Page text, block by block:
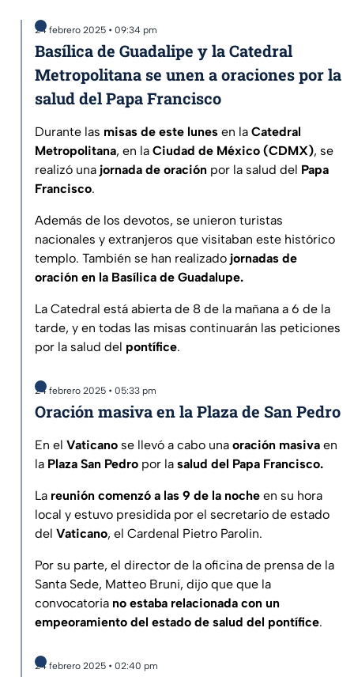
24 febrero 2025 • 09:34 pm
Basílica de Guadalipe y la Catedral
Metropolitana se unen a oraciones por la
salud del Papa Francisco
Durante las misas de este lunes en la Catedral
Metropolitana, en la Ciudad de México (CDMX), se
realizó una jornada de oración por la salud del Papa
Francisco.
Además de los devotos, se unieron turistas
nacionales y extranjeros que visitaban este histórico
templo. También se han realizado jornadas de
oración en la Basílica de Guadalupe.
La Catedral está abierta de 8 de la mañana a 6 de la
tarde, y en todas las misas continuarán las peticiones
por la salud del pontífice.
24 febrero 2025 • 05:33 pm
Oración masiva en la Plaza de San Pedro
En el Vaticano se llevó a cabo una oración masiva en
la Plaza San Pedro por la salud del Papa Francisco.
La reunión comenzó a las 9 de la noche en su hora
local y estuvo presidida por el secretario de estado
del Vaticano, el Cardenal Pietro Parolin.
Por su parte, el director de la oficina de prensa de la
Santa Sede, Matteo Bruni, dijo que que la
convocatoria no estaba relacionada con un
empeoramiento del estado de salud del pontífice.
24 febrero 2025 • 02:40 pm